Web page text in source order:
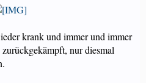
krank und immer und immer
nur diesmal